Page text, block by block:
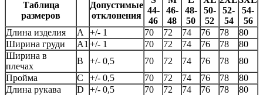
Таблица
размеров
Допустимые
отклонения
44-
46
46-
48
48-
50
50-
52
52-
54
54-
56
Длина изделия
А +/- 1 70 72 74 76 78
80
Ширина груди
А1 +/- 1 70 72 74 76 78
80
Ширина в
плечах
B +/- 0,5 70 72 74 76 78
80
Пройма
C +/- 0,5 70 72 74 76 78
80
Длина рукава
D +/- 0,5 70 72 74 76 78
80